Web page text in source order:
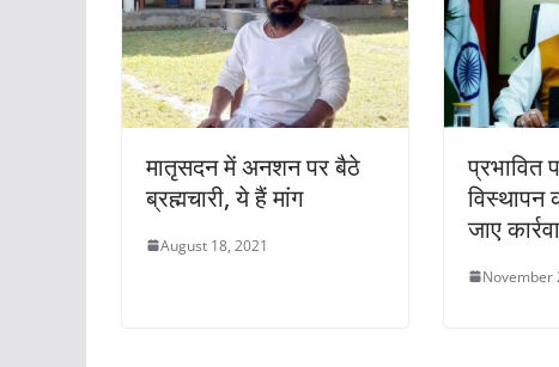
मातृसदन में अनशन पर बैठे
ब्रह्मचारी, ये हैं मांग
August 18, 2021
प्रभावित
जाए
November